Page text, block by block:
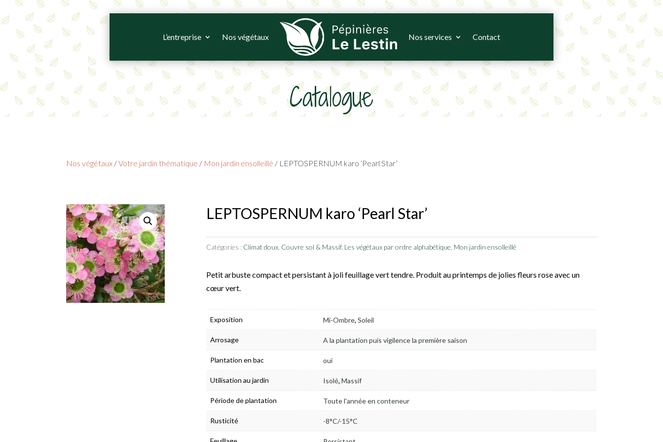
L’entreprise Nos végétaux Nos services Contact
Catalogue
Nos végétaux /Votre jardin thématique / Mon jardin ensolleillé / LEPTOSPERNUM karo ‘Pearl Star’
LEPTOSPERNUM karo ‘Pearl Star’
Catégories : Climat doux, Couvre sol & Massif, Les végétaux par ordre alphabétique Mon jardin ensolleillé
Petit arbuste compact et persistant à joli feuillage vert tendre. Produit au printemps de jolies fleurs rose avec un
cœur vert.
Exposition Mi-Ombre,Soleil
Arrosage A la plantation puis vigilence la première saison
Plantation en bac oui
Utilisation au jardin Isolé,Massif
Période de plantation Toute l'année en conteneur
Rusticité -8°C/-15°C